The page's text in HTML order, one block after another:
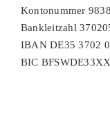
Kontonummer
Bankleitzahl
IBAN DE35 3702
BIC